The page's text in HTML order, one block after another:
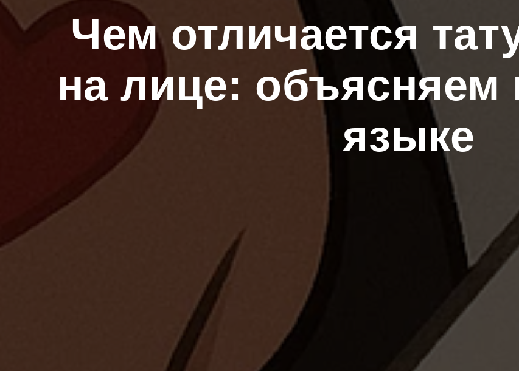
Чем отличается
на лице: объясняем
языке